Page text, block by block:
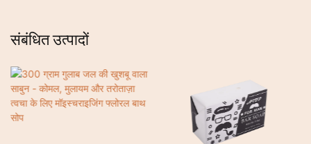
संबंधित उत्पादों